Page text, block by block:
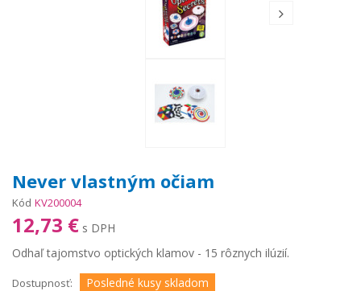
Never vlastným očiam
Kód KV200004
12,73 € s DPH
Odhaľ tajomstvo optických klamov - 15 rôznych ilúzií.
Dostupnosť: Posledné kusy skladom